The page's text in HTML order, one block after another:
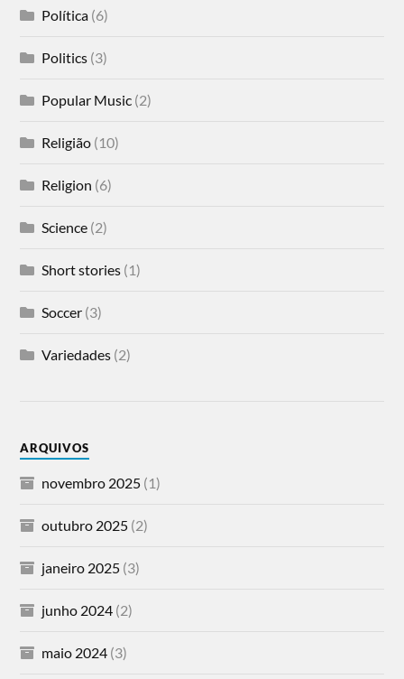
Política (6)
Politics (3)
Popular Music (2)
Religião (10)
Religion (6)
Science (2)
Short stories (1)
Soccer (3)
Variedades (2)
ARQUIVOS
novembro 2025 (1)
outubro 2025 (2)
janeiro 2025 (3)
junho 2024 (2)
maio 2024 (3)